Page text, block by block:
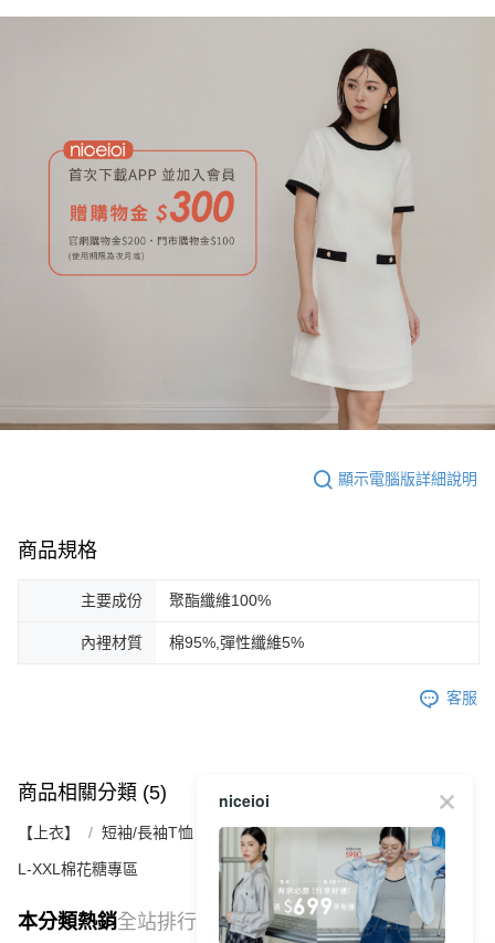
顯示電腦版詳細說明
商品規格
主要成份 聚酯纖維100%
內裡材質 棉95%,彈性纖維5%
客服
商品相關分類 (5) 查看全部
【上衣】 短袖/長袖T恤｜連帽上衣｜休閒上衣
L-XXL棉花糖專區
本分類熱銷全站排行
niceioi